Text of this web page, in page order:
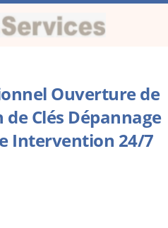
Ouverture de
Clés Dépannage
Intervention 24/7